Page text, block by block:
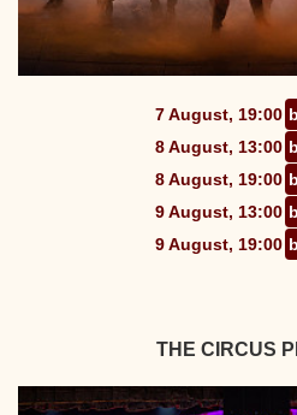
7 August, 19:00
8 August, 13:00
8 August, 19:00
9 August, 13:00
9 August, 19:00
THE CIRCUS